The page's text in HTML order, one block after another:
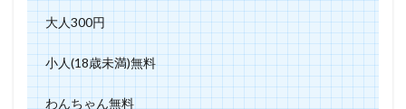
大人300円
小人(18歳未満)無料
わんちゃん無料